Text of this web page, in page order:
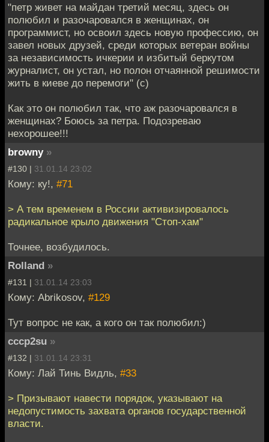
"петр живет на майдан третий месяц, здесь он
полюбил и разочаровался в женщинах, он
программист, но освоил здесь новую профессию, он
завел новых друзей, среди которых ветеран войны
за независимость ичкерии и избитый беркутом
журналист, он устал, но полон отчаянной решимости
жить в киеве до перемоги" (с)
Как это он полюбил так, что аж разочаровался в
женщинах? Боюсь за петра. Подозреваю
нехорошее!!!
browny »
#130 | 31.01.14 23:02
Кому: ку!, #71
> А тем временем в России активизировалось
радикальное крыло движения "Стоп-хам"
Точнее, возбудилось.
Rolland »
#131 | 31.01.14 23:03
Кому: Abrikosov, #129
Тут вопрос не как, а кого он так полюбил:)
cccp2su »
#132 | 31.01.14 23:31
Кому: Лай Тинь Видль, #33
> Призывают навести порядок, указывают на
недопустимость захвата органов государственной
власти.